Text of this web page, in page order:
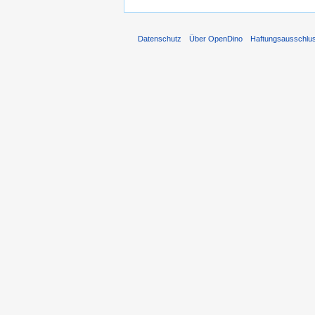
Datenschutz Über OpenDino